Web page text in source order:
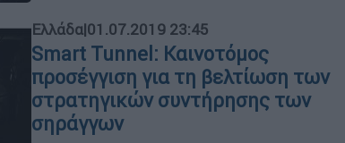
Ελλάδα|01.07.2019 23:45
Smart Tunnel: Καινοτόμος
προσέγγιση για τη βελτίωση των
στρατηγικών συντήρησης των
σηράγγων